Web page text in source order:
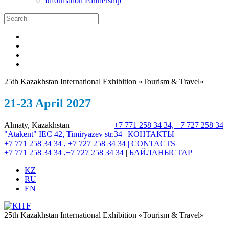
25th Kazakhstan International Exhibition «Tourism & Travel»
21-23 April 2027
Almaty, Kazakhstan
"Atakent" IEC 42, Timiryazev str.
+7 771 258 34 34, +7 727 258 34
34 | КОНТАКТЫ
+7 771 258 34 34 , +7 727 258 34 34 | CONTACTS
+7 771 258 34 34 ,+7 727 258 34 34 | БАЙЛАНЫСТАР
KZ
RU
EN
25th Kazakhstan International Exhibition «Tourism & Travel»